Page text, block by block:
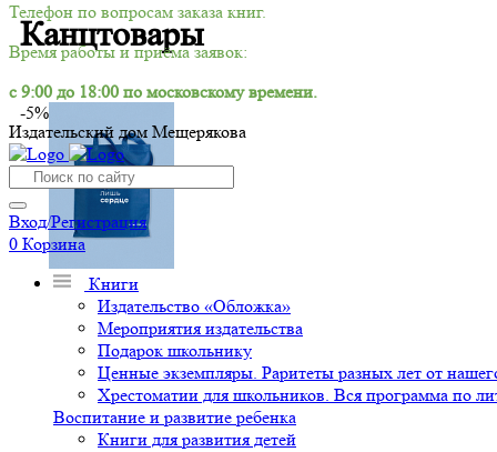
Телефон по вопросам заказа книг.
Время работы и приёма заявок:
с 9:00 до 18:00 по московскому времени.
Издательский дом Мещерякова
Вход/Регистрация
0 Корзина
Книги
Издательство «Обложка»
Мероприятия издательства
Подарок школьнику
Ценные экземпляры. Раритеты разных лет от
Хрестоматии для школьников. Вся программа по
Воспитание и развитие ребенка
Книги для развития детей
Канцтовары
-5%